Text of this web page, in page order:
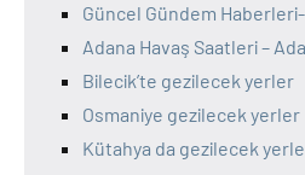
Güncel Gündem
Adana Havaş Saatleri –
Bilecik’te gezilecek yerler
Osmaniye gezilecek yerler
Kütahya da gezilecek